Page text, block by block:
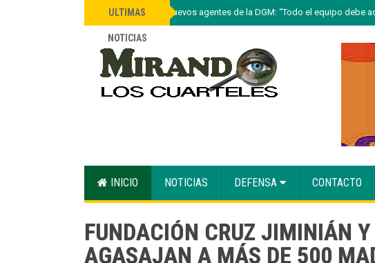
ULTIMAS
NOTICIAS
Lee Ballester a nuevos agentes de la DGM: “Todo el equipo debe
INICIO NOTICIAS DEFENSA CONTACTO
FUNDACIÓN CRUZ JIMINIÁN
AGASAJAN A MÁS DE 500